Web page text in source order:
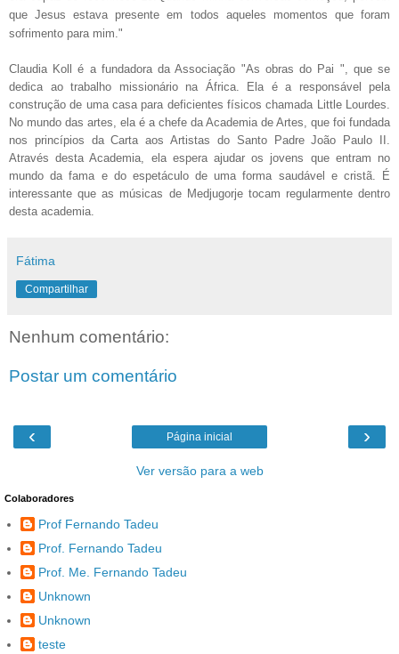
que Jesus estava presente em todos aqueles momentos que foram
sofrimento para mim."
Claudia Koll é a fundadora da Associação "As obras do Pai ", que se
dedica ao trabalho missionário na África.
Ela é a responsável pela
construção de uma casa para deficientes físicos chamada Little Lourdes.
No mundo das artes, ela é a chefe da Academia de Artes, que foi fundada
nos princípios da Carta aos Artistas do Santo Padre João Paulo II.
Através desta Academia, ela espera ajudaros jovens que entram no
mundo da fama e do espetáculo de umaforma saudável e cristã.
É
interessante que as músicas de Medjugorje tocam regularmente dentro
desta academia.
Fátima
Compartilhar
Nenhum comentário:
Postar um comentário
‹ ›
Página inicial
Ver versão para a web
Colaboradores
Prof Fernando Tadeu
Prof. Fernando Tadeu
Prof. Me. Fernando Tadeu
Unknown
Unknown
teste